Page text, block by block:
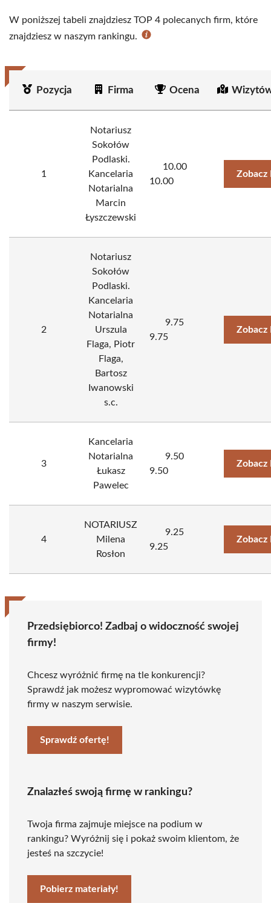
W poniższej tabeli znajdziesz TOP 4 polecanych firm, które
znajdziesz w naszym rankingu.
Pozycja Firma Ocena
1
Notariusz
Sokołów
Podlaski.
Kancelaria
Notarialna
Marcin
Łyszczewski
10.00
10.00
Zobacz
2
Notariusz
Sokołów
Podlaski.
Kancelaria
Notarialna
Urszula
Flaga, Piotr
Flaga,
Bartosz
Iwanowski
s.c.
9.75
9.75
Zobacz
3
Kancelaria
Notarialna
Łukasz
Pawelec
9.50
9.50
Zobacz
4
NOTARIUSZ
Milena
Rosłon
9.25
9.25
Zobacz
Przedsiębiorco! Zadbaj o widoczność swojej
firmy!
Chcesz wyróżnić firmę na tle konkurencji?
Sprawdź jak możesz wypromować wizytówkę
firmy w naszym serwisie.
Sprawdź ofertę!
Znalazłeś swoją firmę w rankingu?
Twoja firma zajmuje miejsce na podium w
rankingu? Wyróżnij się i pokaż swoim klientom, że
jesteś na szczycie!
Pobierz materiały!